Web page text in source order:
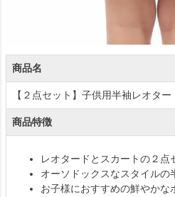
商品名
【２点セット】子供用半袖レオタ
商品特徴
レオタードとスカートの２点
オーソドックスなスタイルの
お子様におすすめの鮮やかな